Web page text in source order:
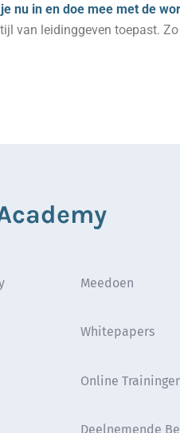
nu in en doe mee met de
van leidinggeven toepast.
Meedoen
Whitepapers
Online
Deelnemende